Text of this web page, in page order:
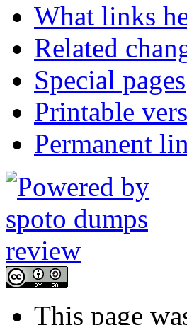
What links
Related
Special pages
Printable
Permanent
This page